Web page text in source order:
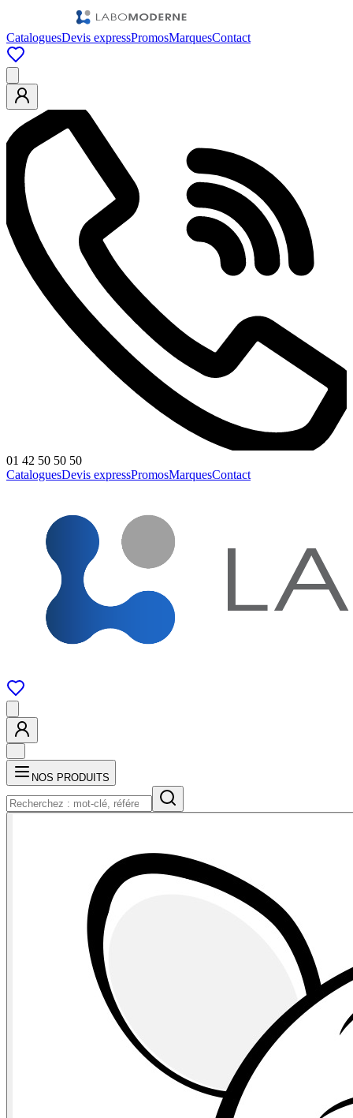
CataloguesDevis expressPromosMarquesContact
01 42 50 50 50
CataloguesDevis expressPromosMarquesContact
NOS PRODUITS